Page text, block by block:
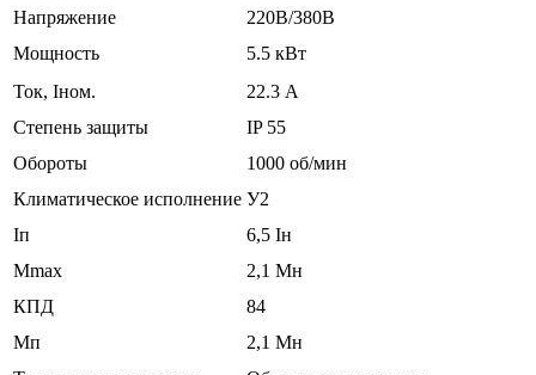
Напряжение
220В/380В
Мощность
5.5 кВт
Ток, Iном.
22.3 А
Степень защиты
IP 55
Обороты
1000 об/мин
Климатическое исполнение У2
Iп
6,5 Iн
Mmax
2,1 Mн
КПД
84
Мп
2,1 Мн